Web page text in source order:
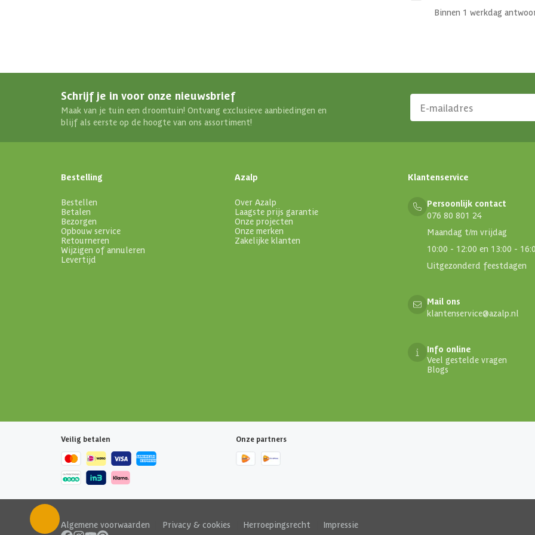
Binnen 1 werkdag
Schrijf je in voor onze nieuwsbrief
Maak van je tuin een droomtuin! Ontvang exclusieve aanbiedingen en
blijf als eerste op de hoogte van ons assortiment!
Bestelling
Bestellen
Betalen
Bezorgen
Opbouw service
Retourneren
Wijzigen of annuleren
Levertijd
Azalp
Over Azalp
Laagste prijs garantie
Onze projecten
Onze merken
Zakelijke klanten
Klantenservice
Persoonlijk contact
076 80 801 24
Maandag t/m vrijdag
10:00 - 12:00 en 13:00 -
Uitgezonderd feestdagen
Mail ons
klantenservice@azalp.nl
Info online
Veel gestelde vragen
Blogs
Veilig betalen Onze partners
Algemene voorwaarden Privacy & cookies Herroepingsrecht Impressie